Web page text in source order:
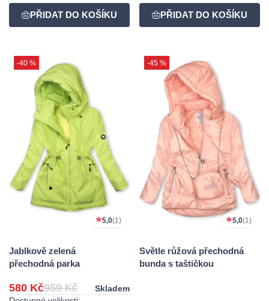
-40 %
5,0(1)
Jablkově zelená
přechodná parka
580 Kč959 Kč
Skladem
-45 %
5,0(1)
Světle růžová přechodná
bunda s taštičkou